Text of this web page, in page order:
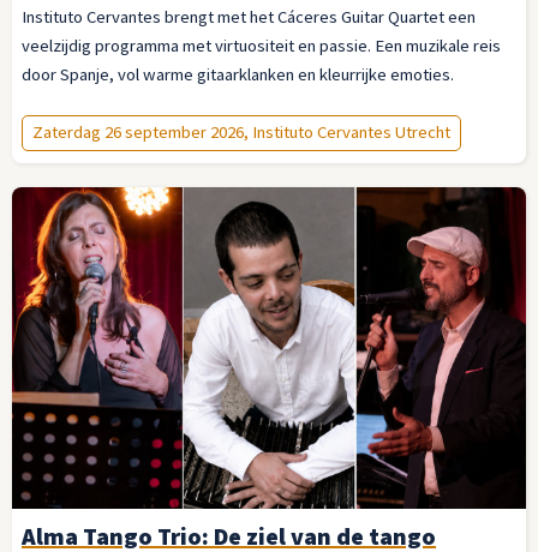
Instituto Cervantes brengt met het Cáceres Guitar Quartet een
veelzijdig programma met virtuositeit en passie. Een muzikale reis
door Spanje, vol warme gitaarklanken en kleurrijke emoties.
Zaterdag 26 september 2026, Instituto Cervantes Utrecht
Alma Tango Trio: De ziel van de tango